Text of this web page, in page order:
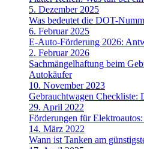
5. Dezember 2025
Was bedeutet die DOT-
6. Februar 2025
E-Auto-Förderung 2026:
2. Februar 2026
Sachmängelhaftung beim
Autokäufer
10. November 2023
Gebrauchtwagen Checkliste:
29. April 2022
Förderungen für
14. März 2022
Wann ist Tanken am